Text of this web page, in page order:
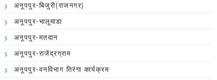
अनूपपुर-बिजुरी(राजनगर)
अनूपपुर-भालूमाडा
अनूपपुर-मतदान
अनूपपुर-राजेंद्रग्राम
अनूपपुर-वनविभाग तिरंगा कार्यक्रम